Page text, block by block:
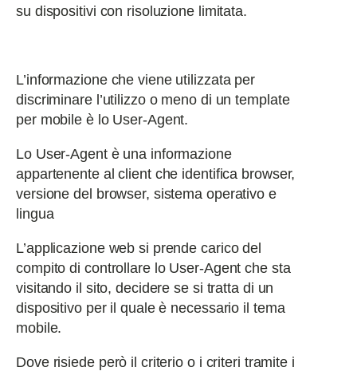
su dispositivi con risoluzione limitata.
L’informazione che viene utilizzata per
discriminare l’utilizzo o meno di un template
per mobile è lo User-Agent.
Lo User-Agent è una informazione
appartenente al client che identifica browser,
versione del browser, sistema operativo e
lingua
L’applicazione web si prende carico del
compito di controllare lo User-Agent che sta
visitando il sito, decidere se si tratta di un
dispositivo per il quale è necessario il tema
mobile.
Dove risiede però il criterio o i criteri tramite i